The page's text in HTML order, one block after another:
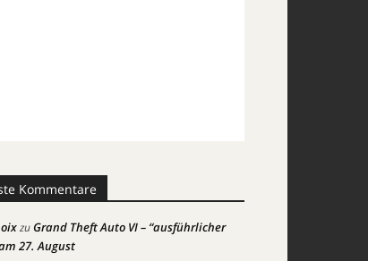
Kommentare
zuGrand Theft Auto VI – “ausführlicher
27. August